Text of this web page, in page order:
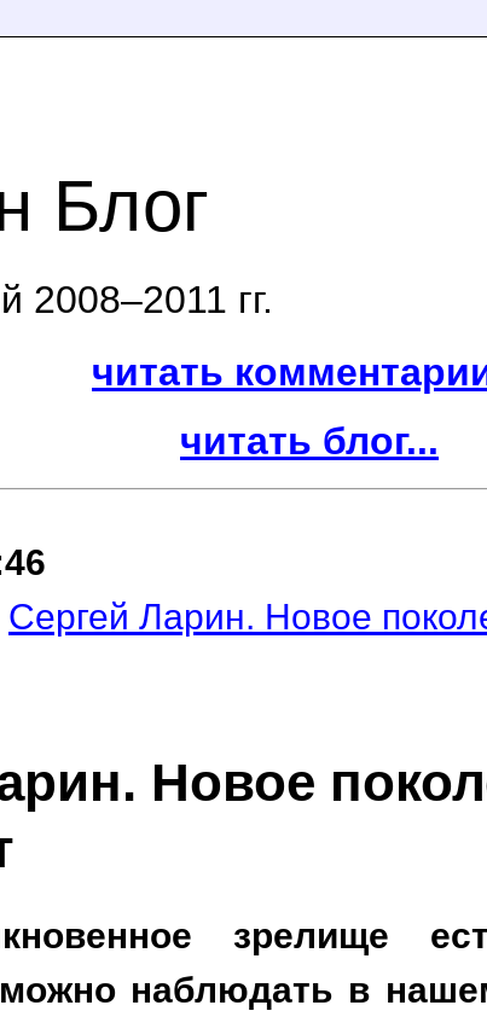
Блог
2008–2011 гг.
читать
читать блог...
Сергей Ларин. Новое
Новое
зрелище
наблюдать в